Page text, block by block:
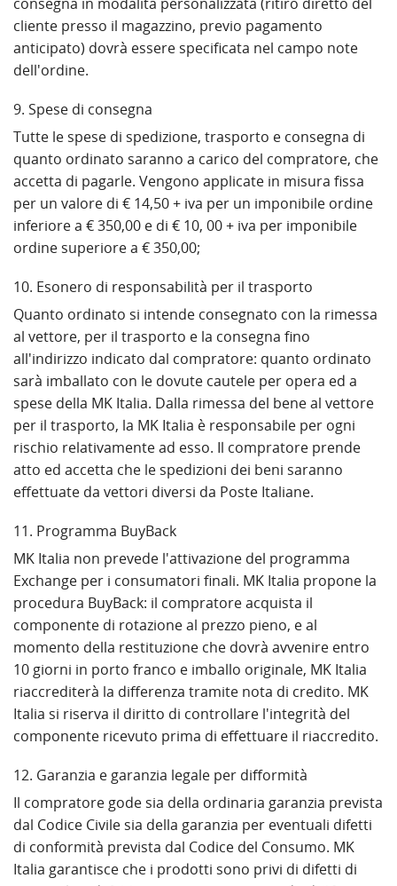
cliente presso il magazzino, previo pagamento
anticipato) dovrà essere specificata nel campo note
dell'ordine.
9. Spese di consegna
Tutte le spese di spedizione, trasporto e consegna di
quanto ordinato saranno a carico del compratore, che
accetta di pagarle. Vengono applicate in misura fissa
per un valore di € 14,50 + iva per un imponibile ordine
inferiore a € 350,00 e di € 10, 00 + iva per imponibile
ordine superiore a € 350,00;
10. Esonero di responsabilità per il trasporto
Quanto ordinato si intende consegnato con la rimessa
al vettore, per il trasporto e la consegna fino
all'indirizzo indicato dal compratore: quanto ordinato
sarà imballato con le dovute cautele per opera ed a
spese della MK Italia. Dalla rimessa del bene al vettore
per il trasporto, la MK Italia è responsabile per ogni
rischio relativamente ad esso. Il compratore prende
atto ed accetta che le spedizioni dei beni saranno
effettuate da vettori diversi da Poste Italiane.
11. Programma BuyBack
MK Italia non prevede l'attivazione del programma
Exchange per i consumatori finali. MK Italia propone la
procedura BuyBack: il compratore acquista il
componente di rotazione al prezzo pieno, e al
momento della restituzione che dovrà avvenire entro
10 giorni in porto franco e imballo originale, MK Italia
riaccrediterà la differenza tramite nota di credito. MK
Italia si riserva il diritto di controllare l'integrità del
componente ricevuto prima di effettuare il riaccredito.
12. Garanzia e garanzia legale per difformità
Il compratore gode sia della ordinaria garanzia prevista
dal Codice Civile sia della garanzia per eventuali difetti
di conformità prevista dal Codice del Consumo. MK
Italia garantisce che i prodotti sono privi di difetti di